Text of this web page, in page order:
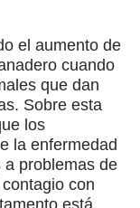
el aumento de
cuando
que dan
Sobre esta
los
la enfermedad
problemas de
con
está